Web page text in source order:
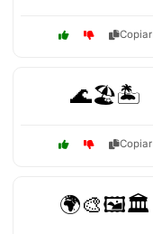
Copiar
🌊🏖️🏝️
Copiar
🌍🎨🖼️🏛️